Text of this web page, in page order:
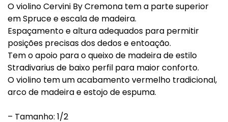
O violino Cervini By Cremona tem a parte superior
em Spruce e escala de madeira.
Espaçamento e altura adequados para permitir
posições precisas dos dedos e entoação.
Tem o apoio para o queixo de madeira de estilo
Stradivarius de baixo perfil para maior conforto.
O violino tem um acabamento vermelho tradicional,
arco de madeira e estojo de espuma.
– Tamanho: 1/2